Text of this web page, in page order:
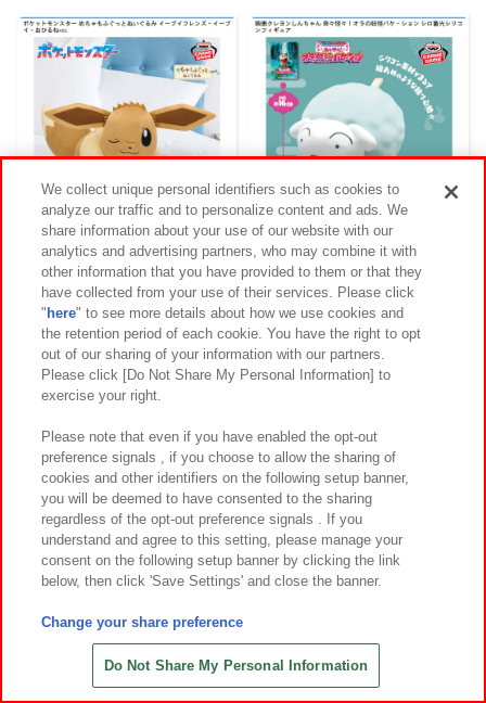
ポケットモンスター めちゃもふぐっ
とぬいぐるみ イーブイフレンズ～イ
ーブイ～おひるねver.
2026年7月23日～登場
映画クレヨンしんちゃん 奇々怪々！
オラの妖怪バケ～ション シロ蓄光シ
リコンフィギュア
2026年7月23日～登場
ケロロ軍曹 共鳴するであります～ケ
2026年7月 22日～登場
映画クレヨンしんちゃん 奇々怪々！
We collect unique personal identifiers such as cookies to
analyze our traffic and to personalize content and ads. We
share information about your use of our website with our
analytics and advertising partners, who may combine it with
other information that you have provided to them or that they
have collected from your use of their services. Please click
" here" to see more details about how we use cookies and
the retention period of each cookie. You have the right to opt
out of our sharing of your information with our partners.
Please click [Do Not Share My Personal Information] to
exercise your right.
Please note that even if you have enabled the opt-out
preference signals , if you choose to allow the sharing of
cookies and other identifiers on the following setup banner,
you will be deemed to have consented to the sharing
regardless of the opt-out preference signals . If you
understand and agree to this setting, please manage your
consent on the following setup banner by clicking the link
below, then click 'Save Settings' and close the banner.
Change your share preference
Do Not Share My Personal Information